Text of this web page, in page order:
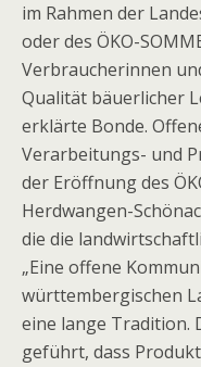
im Rahmen der
oder des ÖKO-
Verbraucherinnen
Qualität bäuerlicher
erklärte Bonde.
Verarbeitungs- und
der Eröffnung des
Herdwangen-
die die
„Eine offene
württembergischen
eine lange Tradition.
geführt, dass